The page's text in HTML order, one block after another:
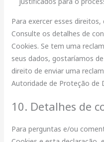
Para exercer esses
Consulte os detalhes de
Cookies. Se tem uma
seus dados, gostaríamos
direito de enviar uma
Autoridade de Proteção de
10. Detalhes de
Para perguntas e/ou